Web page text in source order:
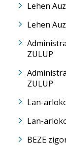
Lehen
Lehen
ZULUP
ZULUP
Lan-
Lan-
BEZE